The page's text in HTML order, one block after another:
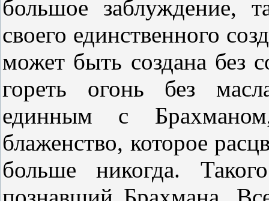
большое заблуждение,
своего единственного
может быть создана без
гореть огонь без
единным с
блаженство, которое
больше никогда.